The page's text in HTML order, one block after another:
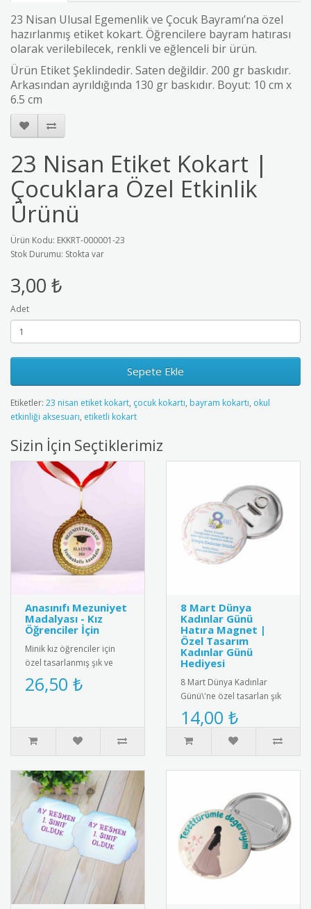
23 Nisan Ulusal Egemenlik ve Çocuk Bayramı’na özel
hazırlanmış etiket kokart. Öğrencilere bayram hatırası
olarak verilebilecek, renkli ve eğlenceli bir ürün.
Ürün Etiket Şeklindedir. Saten değildir. 200 gr baskıdır.
Arkasından ayrıldığında 130 gr baskıdır. Boyut: 10 cm x
6.5 cm
23 Nisan Etiket Kokart |
Çocuklara Özel Etkinlik
Ürünü
Ürün Kodu: EKKRT-000001-23
Stok Durumu: Stokta var
3,00 ₺
Adet
Sepete Ekle
Etiketler: 23 nisan etiket kokart, çocuk kokartı, bayram kokartı, okul
etkinliği aksesuarı, etiketli kokart
Sizin İçin Seçtiklerimiz
Anasınıfı Mezuniyet
Madalyası - Kız
Öğrenciler İçin
Minik kız öğrenciler için
özel tasarlanmış şık ve
sevimli anasınıfı mezuniyet
madalyası. Kaliteli me..
26,50 ₺
8 Mart Dünya
Kadınlar Günü
Hatıra Magnet |
Özel Tasarım
Kadınlar Günü
Hediyesi
8 Mart Dünya Kadınlar
Günü\'ne özel tasarlan şık
ve anlamlı hatıra magnet.
yüksek kalite manyetik ma..
14,00 ₺